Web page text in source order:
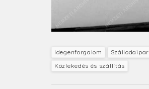
Idegenforgalom Szállodaipar
Közlekedés és szállítás